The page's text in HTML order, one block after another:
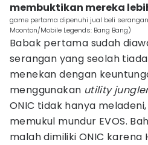
membuktikan mereka
game pertama dipenuhi jual beli serangan
Moonton/Mobile Legends: Bang Bang)
Babak pertama sudah
serangan yang seolah
menekan dengan
menggunakan utility
ONIC tidak hanya
memukul mundur EVOS.
malah dimiliki ONIC karena